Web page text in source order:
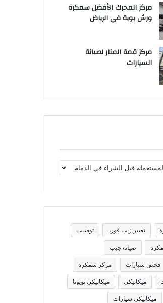
مركز المحرك الأفضل سمكرة
ورش بوية في الرياض
مركز قمة المنار لصيانة
السيارات
تغيير زيت فورد توضيب
صيانة جيب
فحص سيارات مركز سمكرة
ميكانيكي ميكانيكي تويوتا
ميكانيكي سيارات